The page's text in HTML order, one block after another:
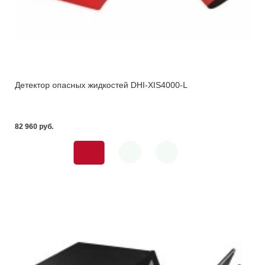
Детектор опасных жидкостей DHI-XIS4000-L
82 960 pуб.